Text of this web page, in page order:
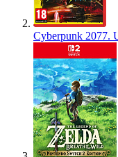
Cyberpunk 2077.